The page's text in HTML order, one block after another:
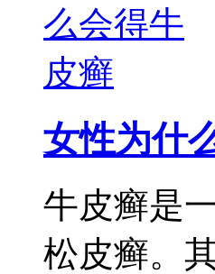
女性为什
牛皮癣是
松皮癣。